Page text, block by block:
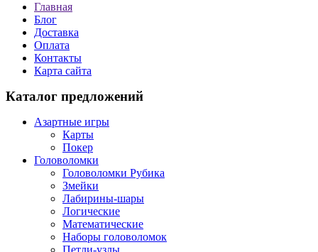
Главная
Блог
Доставка
Оплата
Контакты
Карта сайта
Каталог предложений
Азартные игры
Карты
Покер
Головоломки
Головоломки Рубика
Змейки
Лабирины-шары
Логические
Математические
Наборы головоломок
Петли-узлы